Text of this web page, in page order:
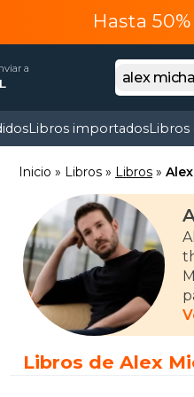
Hasta
a
Libros importadosLibros
Inicio Libros Libros
Libros de Alex